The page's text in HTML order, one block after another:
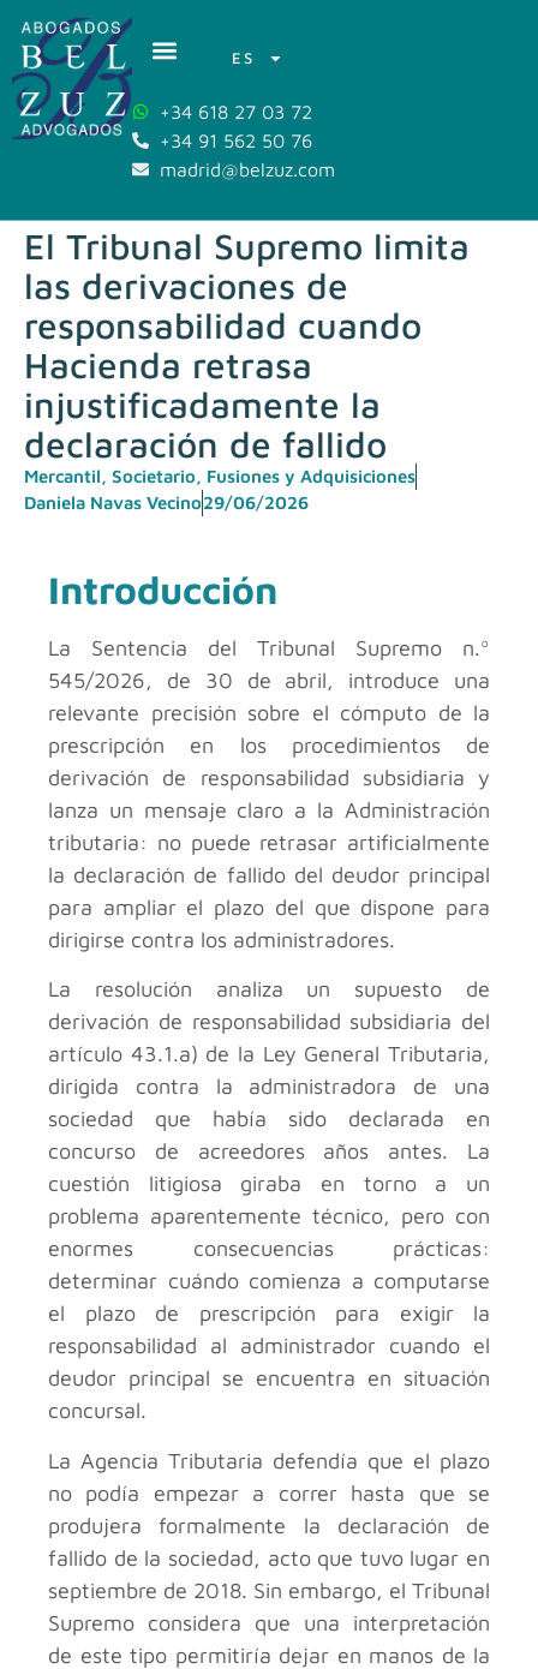
ES
+34 618 27 03 72
+34 91 562 50 76
madrid@belzuz.com
El Tribunal Supremo limita
las derivaciones de
responsabilidad cuando
Hacienda retrasa
injustificadamente la
declaración de fallido
Mercantil, Societario, Fusiones y Adquisiciones
Daniela Navas Vecino29/06/2026
Introducción
La Sentencia del Tribunal Supremo n.º
545/2026, de 30 de abril, introduce una
relevante precisión sobre el cómputo de la
prescripción en los procedimientos de
derivación de responsabilidad subsidiaria y
lanza un mensaje claro a la Administración
tributaria: no puede retrasar artificialmente
la declaración de fallido del deudor principal
para ampliar el plazo del que dispone para
dirigirse contra los administradores.
La resolución analiza un supuesto de
derivación de responsabilidad subsidiaria del
artículo 43.1.a) de la Ley General Tributaria,
dirigida contra la administradora de una
sociedad que había sido declarada en
concurso de acreedores años antes. La
cuestión litigiosa giraba en torno a un
problema aparentemente técnico, pero con
enormes consecuencias prácticas:
determinar cuándo comienza a computarse
el plazo de prescripción para exigir la
responsabilidad al administrador cuando el
deudor principal se encuentra en situación
concursal.
La Agencia Tributaria defendía que el plazo
no podía empezar a correr hasta que se
produjera formalmente la declaración de
fallido de la sociedad, acto que tuvo lugar en
septiembre de 2018. Sin embargo, el Tribunal
Supremo considera que una interpretación
de este tipo permitiría dejar en manos de la